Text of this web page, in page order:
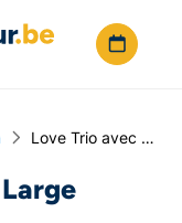
Love Trio avec Mobile Large